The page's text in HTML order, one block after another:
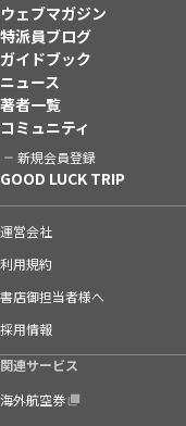
ウェブマガジン
特派員ブログ
ガイドブック
ニュース
著者一覧
コミュニティ
新規会員登録
GOOD LUCK TRIP
運営会社
利用規約
書店御担当者様へ
採用情報
関連サービス
海外航空券